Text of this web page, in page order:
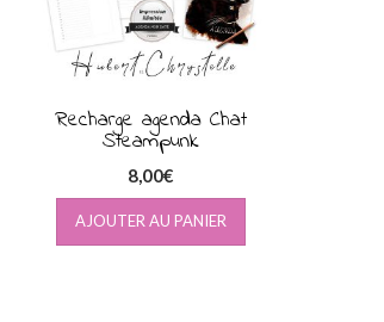
Recharge agenda Chat
Steampunk
8,00€
AJOUTER AU PANIER